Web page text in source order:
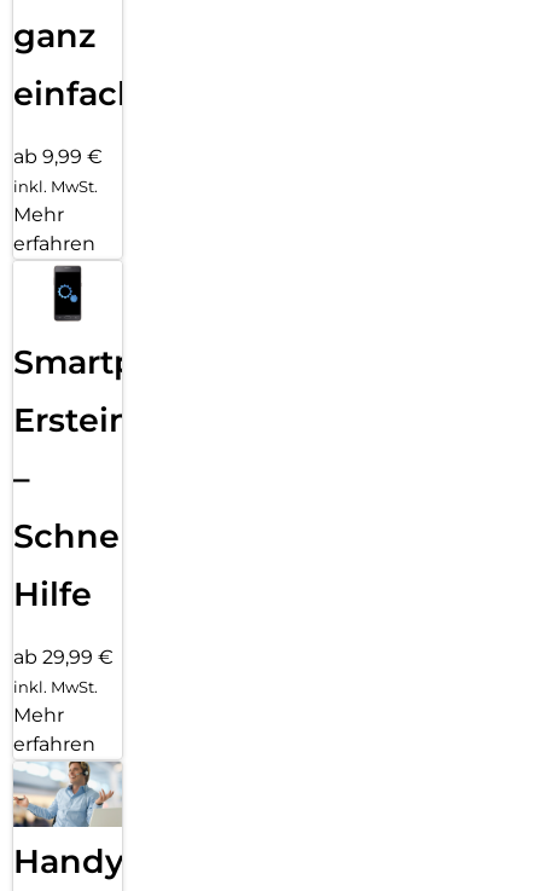
ganz
einfach
ab 9,99 €
inkl. MwSt.
Mehr
erfahren
Smartphone
Ersteinrichtung
–
Schnelle
Hilfe
ab 29,99 €
inkl. MwSt.
Mehr
erfahren
Handy